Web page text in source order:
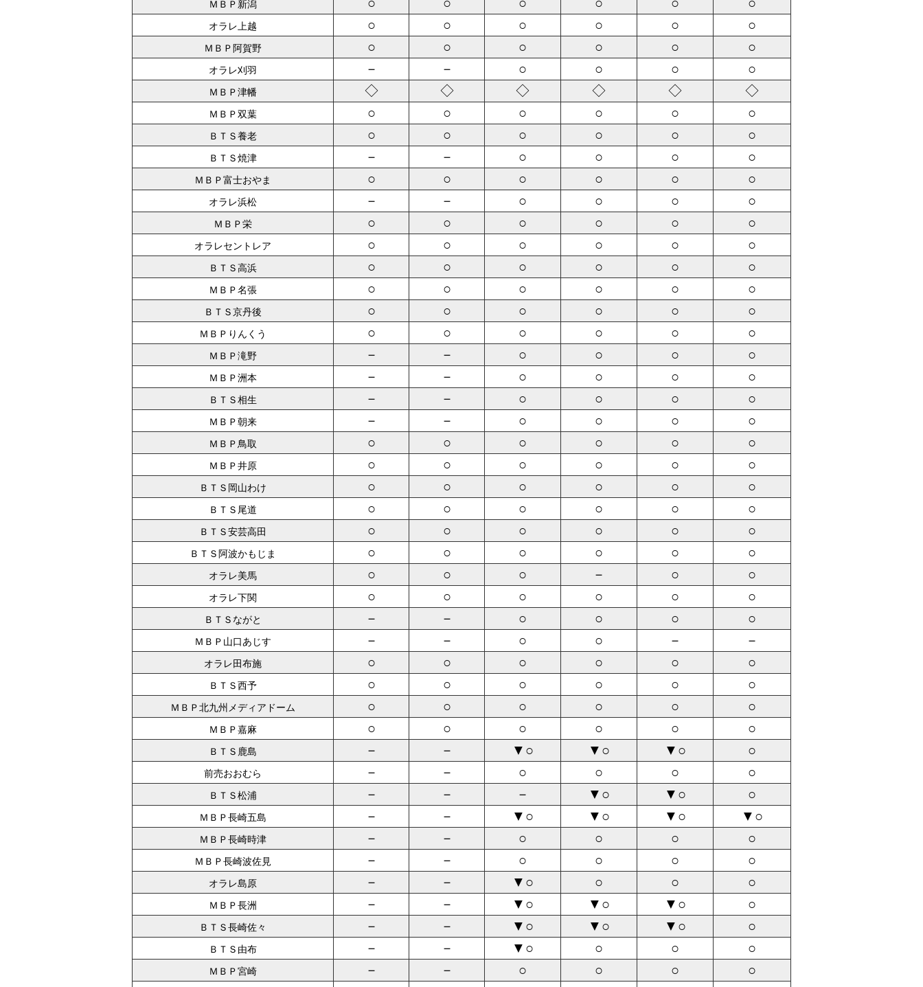
ＭＢＰ新潟
オラレ上越 ○ ○ ○ ○ ○ ○
ＭＢＰ阿賀野 ○ ○ ○ ○ ○ ○
オラレ刈羽 － － ○ ○ ○ ○
ＭＢＰ津幡 ◇ ◇ ◇ ◇ ◇ ◇
ＭＢＰ双葉 ○ ○ ○ ○ ○ ○
ＢＴＳ養老 ○ ○ ○ ○ ○ ○
ＢＴＳ焼津 － － ○ ○ ○ ○
ＭＢＰ富士おやま ○ ○ ○ ○ ○ ○
オラレ浜松 － － ○ ○ ○ ○
ＭＢＰ栄 ○ ○ ○ ○ ○ ○
オラレセントレア ○ ○ ○ ○ ○ ○
ＢＴＳ高浜 ○ ○ ○ ○ ○ ○
ＭＢＰ名張 ○ ○ ○ ○ ○ ○
ＢＴＳ京丹後 ○ ○ ○ ○ ○ ○
ＭＢＰりんくう ○ ○ ○ ○ ○ ○
ＭＢＰ滝野 － － ○ ○ ○ ○
ＭＢＰ洲本 － － ○ ○ ○ ○
ＢＴＳ相生 － － ○ ○ ○ ○
ＭＢＰ朝来 － － ○ ○ ○ ○
ＭＢＰ鳥取 ○ ○ ○ ○ ○ ○
ＭＢＰ井原 ○ ○ ○ ○ ○ ○
ＢＴＳ岡山わけ ○ ○ ○ ○ ○ ○
ＢＴＳ尾道 ○ ○ ○ ○ ○ ○
ＢＴＳ安芸高田 ○ ○ ○ ○ ○ ○
ＢＴＳ阿波かもじま ○ ○ ○ ○ ○ ○
オラレ美馬 ○ ○ ○ － ○ ○
オラレ下関 ○ ○ ○ ○ ○ ○
ＢＴＳながと － － ○ ○ ○ ○
ＭＢＰ山口あじす － － ○ ○ － －
オラレ田布施 ○ ○ ○ ○ ○ ○
ＢＴＳ西予 ○ ○ ○ ○ ○ ○
ＭＢＰ北九州メディアドーム ○ ○ ○ ○ ○ ○
ＭＢＰ嘉麻 ○ ○ ○ ○ ○ ○
ＢＴＳ鹿島 － － ▼○ ▼○ ▼○ ○
前売おおむら － － ○ ○ ○ ○
ＢＴＳ松浦 － － － ▼○ ▼○ ○
ＭＢＰ長崎五島 － － ▼○ ▼○ ▼○ ▼○
ＭＢＰ長崎時津 － － ○ ○ ○ ○
ＭＢＰ長崎波佐見 － － ○ ○ ○ ○
オラレ島原 － － ▼○ ○ ○ ○
ＭＢＰ長洲 － － ▼○ ▼○ ▼○ ○
ＢＴＳ長崎佐々 － － ▼○ ▼○ ▼○ ○
ＢＴＳ由布 － － ▼○ ○ ○ ○
ＭＢＰ宮崎 － － ○ ○ ○
○